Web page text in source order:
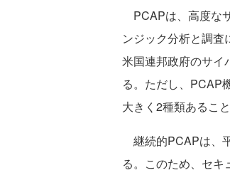
PCAPは、高度な
ンジック分析と調査
米国連邦政府のサイ
る。ただし、PCAP
大きく2種類あるこ
継続的PCAPは、
る。このため、セ